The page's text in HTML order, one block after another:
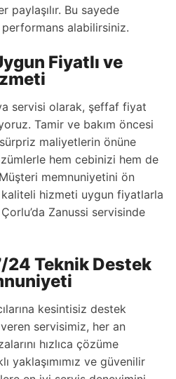
paylaşılır. Bu sayede
performans alabilirsiniz.
Fiyatlı ve
servisi olarak, şeffaf fiyat
Tamir ve bakım öncesi
maliyetlerin önüne
hem cebinizi hem de
memnuniyetini ön
hizmeti uygun fiyatlarla
Zanussi servisinde
24 Teknik Destek
kesintisiz destek
servisimiz, her an
hızlıca çözüme
yaklaşımımız ve güvenilir